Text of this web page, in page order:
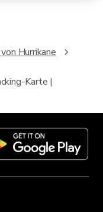
Hurrikane
Karte |